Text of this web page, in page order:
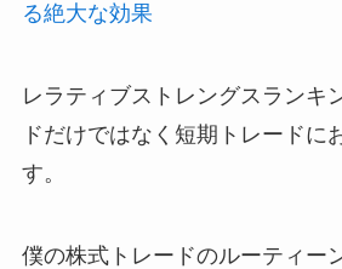
る絶大な効果
レラティブストレングスランキ
ドだけではなく短期トレードに
す。
僕の株式トレードのルーティー